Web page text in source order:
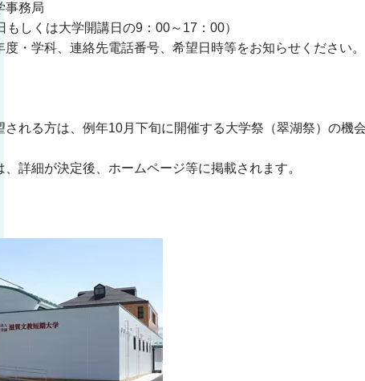
事務局
しくは大学開講日の9：00～17：00）
・学科、連絡先電話番号、希望日時等をお知らせください。
れる方は、例年10月下旬に開催する大学祭（翠湖祭）の機
詳細が決定後、ホームページ等に掲載されます。